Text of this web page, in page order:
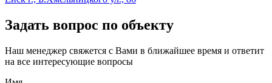
Задать вопрос по объекту
Наш менеджер свяжется с Вами в ближайшее время и ответит
на все интересующие вопросы